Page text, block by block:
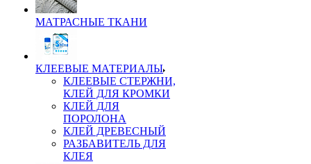
МАТРАСНЫЕ ТКАНИ
КЛЕЕВЫЕ МАТЕРИАЛЫ
КЛЕЕВЫЕ СТЕРЖНИ,
КЛЕЙ ДЛЯ КРОМКИ
КЛЕЙ ДЛЯ
ПОРОЛОНА
КЛЕЙ ДРЕВЕСНЫЙ
РАЗБАВИТЕЛЬ ДЛЯ
КЛЕЯ